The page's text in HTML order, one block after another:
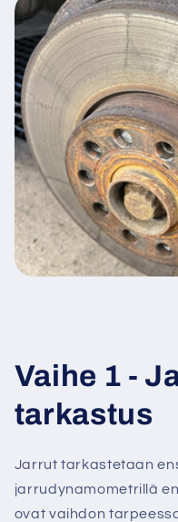
Vaihe 1 -
tarkastus
Jarrut tarkastetaan
jarrudynamometrillä
ovat vaihdon